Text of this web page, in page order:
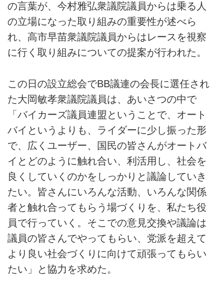
の言葉が、今村雅弘衆議院議員からは乗る人
の立場になった取り組みの重要性が述べら
れ、高市早苗衆議院議員からはレースを視察
に行く取り組みについての提案が行われた。
この日の設立総会でBB議連の会長に選任され
た大岡敏孝衆議院議員は、あいさつの中で
「バイカーズ議員連盟ということで、オート
バイというよりも、ライダーに少し振った形
で、広くユーザー、国民の皆さんがオートバ
イとどのように触れ合い、利活用し、社会を
良くしていくのかをしっかりと議論していき
たい。皆さんにいろんな活動、いろんな関係
者と触れ合ってもらう場づくりを、私たち役
員で行っていく。そこでの意見交換や議論は
議員の皆さんでやってもらい、党派を超えて
より良い社会づくりに向けて頑張ってもらい
たい」と協力を求めた。